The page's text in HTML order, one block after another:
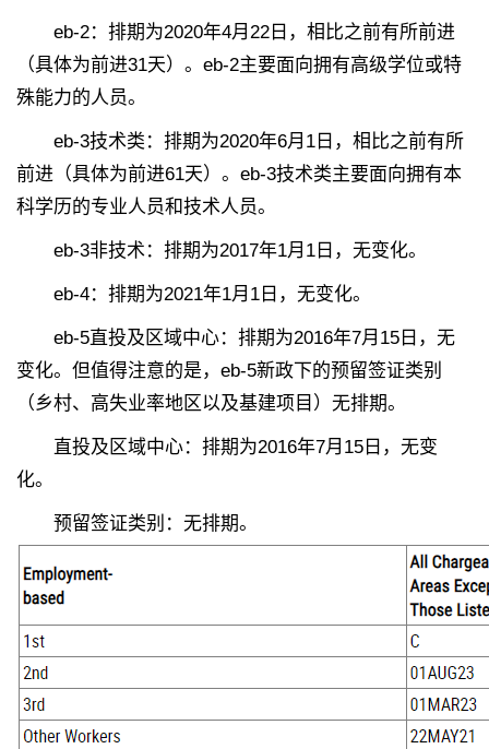
eb-2：排期为2020年4月22日，相比之前有所前进
（具体为前进31天）。eb-2主要面向拥有高级学位或特
殊能力的人员。
eb-3技术类：排期为2020年6月1日，相比之前有所
前进（具体为前进61天）。eb-3技术类主要面向拥有本
科学历的专业人员和技术人员。
eb-3非技术：排期为2017年1月1日，无变化。
eb-4：排期为2021年1月1日，无变化。
eb-5直投及区域中心：排期为2016年7月15日，无
变化。但值得注意的是，eb-5新政下的预留签证类别
（乡村、高失业率地区以及基建项目）无排期。
直投及区域中心：排期为2016年7月15日，无变
化。
预留签证类别：无排期。